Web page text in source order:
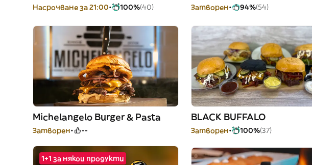
Насрочване за 21:00 100%(40) Затворен 94%(54)
Michelangelo Burger & Pasta
Затворен --
BLACK BUFFALO
Затворен 100%(37)
1+1 за някои продукти